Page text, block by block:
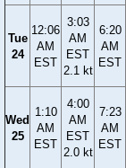
Tue
24
12:06
AM
EST
3:03
AM
EST
2.1 kt
6:20
AM
EST
Wed
25
1:10
AM
EST
4:00
AM
EST
2.0 kt
7:23
AM
EST